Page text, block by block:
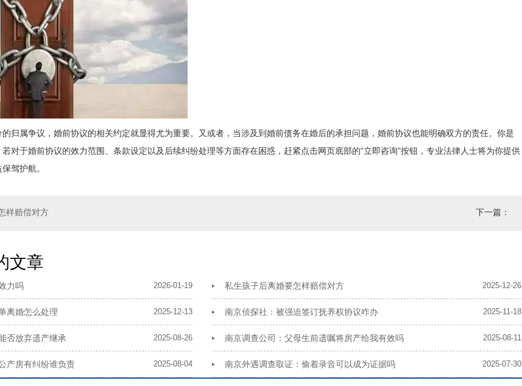
归属争议，婚前协议的相关约定就显得尤为重要。又或者，当涉及到婚前债务在婚后的承担问题，婚前协议也能明确双方的责任。你是
对于婚前协议的效力范围、条款设定以及后续纠纷处理等方面存在困惑，赶紧点击网页底部的“立即咨询”按钮，专业法律人士将为你提供
驾护航。
样赔偿对方 下一篇：
文章
力吗 2026-01-19 私生孩子后离婚要怎样赔偿对方 2025-12-26
离婚怎么处理 2025-12-13 南京侦探社：被强迫签订抚养权协议咋办 2025-11-18
否放弃遗产继承 2025-08-26 南京调查公司：父母生前遗嘱将房产给我有效吗 2025-08-11
产房有纠纷谁负责 2025-08-04 南京外遇调查取证：偷着录音可以成为证据吗 2025-07-30